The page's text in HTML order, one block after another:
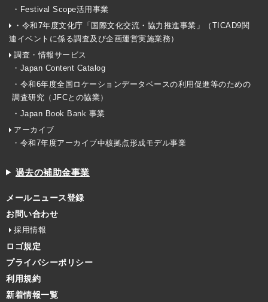
・Festival Scope活用事業
・令和7年度文化庁「国際文化交流・協力推進事業」（TICAD9関
連イベントに係る調査及び企画運営実施業務）
調査・情報サービス
・Japan Content Catalog
・令和6年度全国ロケーションデータベースの利用促進等のための
調査研究（JFCとの協業）
・Japan Book Bank 事業
アーカイブ
・令和7年度アーカイブ中核拠点形成モデル事業
過去の補助金事業
メールニュース登録
お問い合わせ
採用情報
ロゴ規定
プライバシーポリシー
利用規約
新着情報一覧